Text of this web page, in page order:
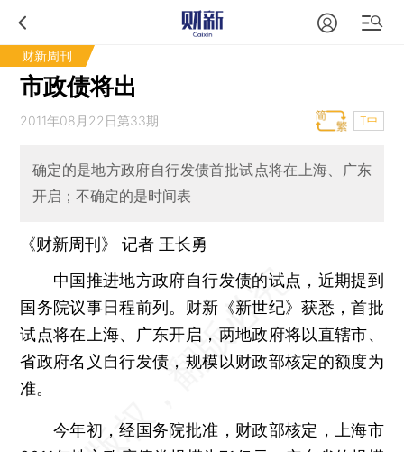
财新周刊
市政债将出
2011年08月22日第33期 T中
确定的是地方政府自行发债首批试点将在上海、广东
开启；不确定的是时间表
《财新周刊》 记者 王长勇
中国推进地方政府自行发债的试点，近期提到
国务院议事日程前列。财新《新世纪》获悉，首批
试点将在上海、广东开启，两地政府将以直辖市、
省政府名义自行发债，规模以财政部核定的额度为
准。
今年初，经国务院批准，财政部核定，上海市